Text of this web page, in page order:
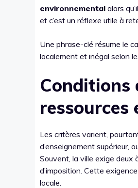
environnemental alors
et c’est un réflexe utile à
Une phrase-clé résume le
localement et inégal selon
Conditions
Les critères varient,
d’enseignement supérieur,
Souvent, la ville exige deux
d’imposition. Cette
locale.